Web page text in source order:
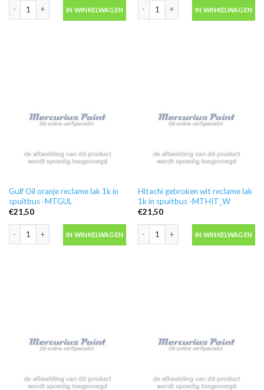
IN WINKELWAGEN IN WINKELWAGEN
Gulf Oil oranje reclame lak 1k in
spuitbus -MTGUL
€21,50
Gulf Oil oranje reclame lak 1k in spuitbus -MTGUL aantal
IN WINKELWAGEN
Hitachi gebroken wit reclame lak
1k in spuitbus -MTHIT_W
€21,50
Hitachi gebroken wit reclame lak 1k
IN WINKELWAGEN